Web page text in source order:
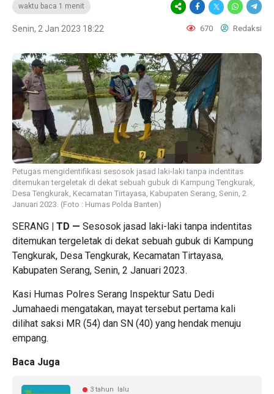
waktu baca 1 menit
Senin, 2 Jan 2023 18:22 670 Redaksi
Petugas mengidentifikasi sesosok jasad laki-laki tanpa indentitas
ditemukan tergeletak di dekat sebuah gubuk di Kampung Tengkurak,
Desa Tengkurak, Kecamatan Tirtayasa, Kabupaten Serang, Senin, 2
Januari 2023. (Foto : Humas Polda Banten)
SERANG | TD — Sesosok jasad laki-laki tanpa indentitas
ditemukan tergeletak di dekat sebuah gubuk di Kampung
Tengkurak, Desa Tengkurak, Kecamatan Tirtayasa,
Kabupaten Serang, Senin, 2 Januari 2023.
Kasi Humas Polres Serang Inspektur Satu Dedi
Jumahaedi mengatakan, mayat tersebut pertama kali
dilihat saksi MR (54) dan SN (40) yang hendak menuju
empang.
Baca Juga
3 tahun lalu